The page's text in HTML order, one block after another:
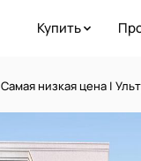
Купить
Самая низкая цена |